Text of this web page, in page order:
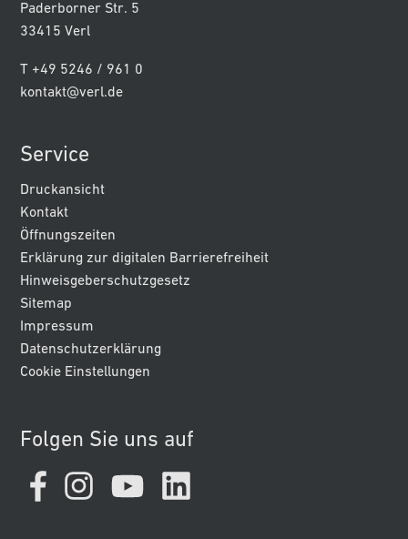
Paderborner Str. 5
33415 Verl
T +49 5246 / 961 0
kontakt@verl.de
Service
Druckansicht
Kontakt
Öffnungszeiten
Erklärung zur digitalen Barrierefreiheit
Hinweisgeberschutzgesetz
Sitemap
Impressum
Datenschutzerklärung
Cookie Einstellungen
Folgen Sie uns auf